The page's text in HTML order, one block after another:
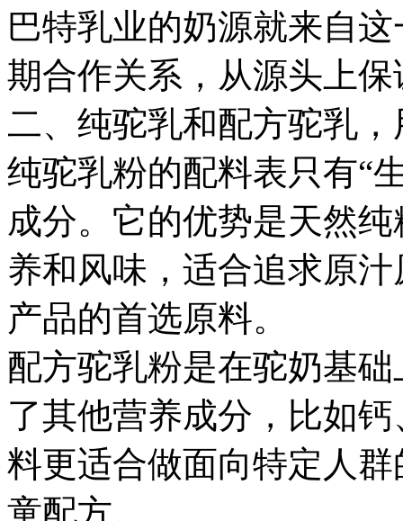
巴特乳业的奶源就来自
期合作关系，从源头上
二、纯驼乳和配方驼乳
纯驼乳粉的配料表只有“
成分。它的优势是天然
养和风味，适合追求原
产品的首选原料。
配方驼乳粉是在驼奶基
了其他营养成分，比如
料更适合做面向特定人
童配方。